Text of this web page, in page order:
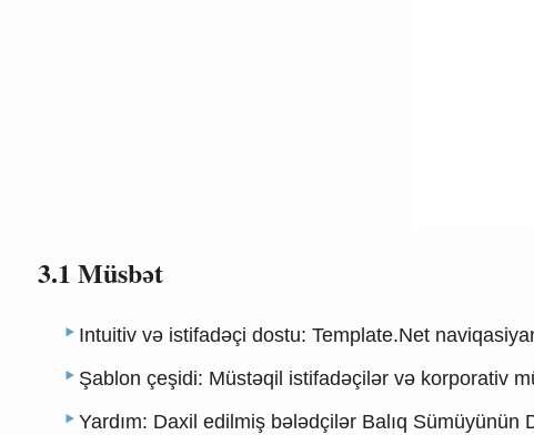
3.1 Müsbət
Intuitiv və istifadəçi dostu: Template.Net
Şablon çeşidi: Müstəqil istifadəçilər və korporativ
Yardım: Daxil edilmiş bələdçilər Balıq